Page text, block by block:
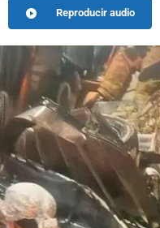
Reproducir audio